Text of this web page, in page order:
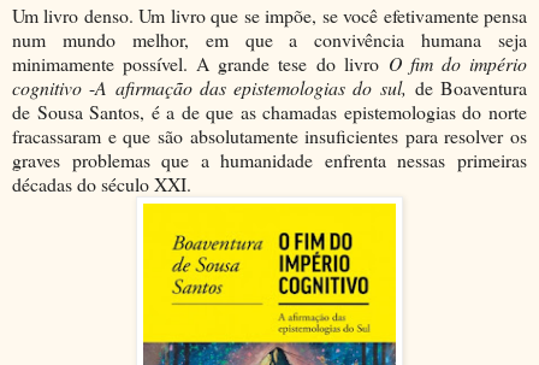
Um livro denso. Um livro que se impõe, se você efetivamente pensa
num mundo melhor, em que a convivência humana seja
minimamente possível. A grande tese do livroO fim do império
cognitivo-A afirmação das epistemologias do sul, de Boaventura
de Sousa Santos, é a de que as chamadas epistemologias do norte
fracassaram e que são absolutamente insuficientes para resolver os
graves problemas que a humanidade enfrenta nessas primeiras
décadas do século XXI.